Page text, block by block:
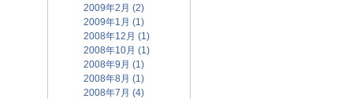
2009年2月 (2)
2009年1月 (1)
2008年12月 (1)
2008年10月 (1)
2008年9月 (1)
2008年8月 (1)
2008年7月 (4)